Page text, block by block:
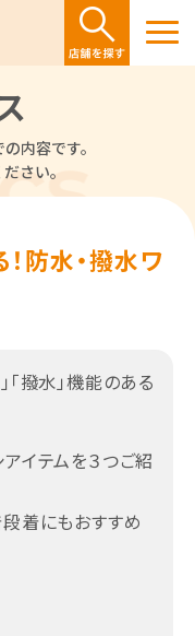
内容です。
さい。
防水・撥水ワ
撥水」機能のある
イテムを３つご紹
着にもおすすめ